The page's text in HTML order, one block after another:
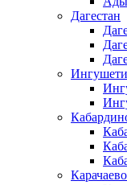
Дагестан